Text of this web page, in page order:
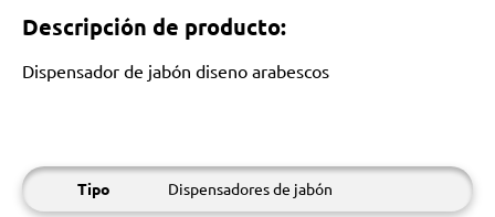
Descripción de producto:
Dispensador de jabón diseno arabescos
Tipo Dispensadores de jabón